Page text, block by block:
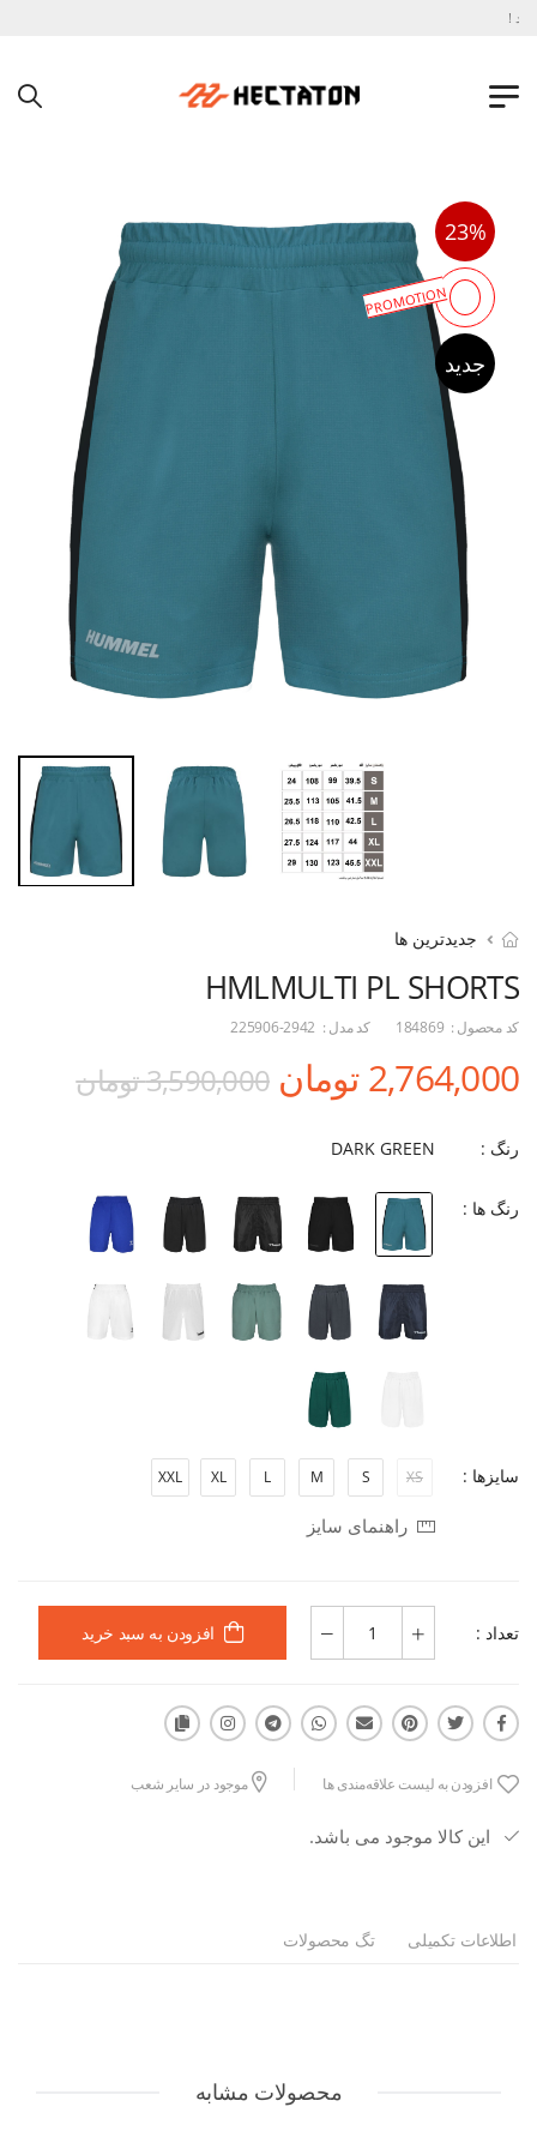
23%
PROMOTION
جدید
جدیدترین ها
HMLMULTI PL SHORTS
کد محصول : 184869 کد مدل : 225906-2942
2,764,000 تومان 3,590,000 تومان
رنگ : DARK GREEN
رنگ ها :
سایزها : XS
S
M
L
XL
XXL
راهنمای سایز
تعداد : افزودن به سبد خرید
افزودن به لیست علاقه‌مندی ها موجود در سایر شعب
این کالا موجود می باشد.
اطلاعات تکمیلی تگ محصولات
محصولات مشابه